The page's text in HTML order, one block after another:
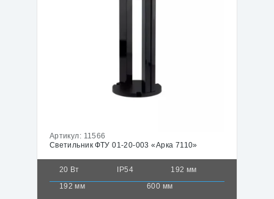
Артикул: 11566
Светильник ФТУ 01-20-003 «Арка 7110»
20 Вт IP54
192 мм
192 мм
600 мм